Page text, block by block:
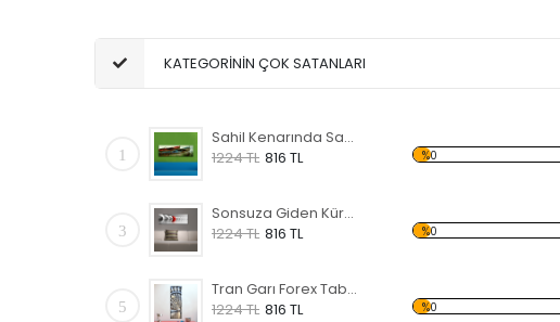
KATEGORİNİN ÇOK SATANLARI
1
Sahil Kenarında Sandal Forex Tablo
1224 TL 816 TL %0
3
Sonsuza Giden Küreler Forex Tablo
1224 TL 816 TL %0
5
Tran Garı Forex Tablo
1224 TL 816 TL %0